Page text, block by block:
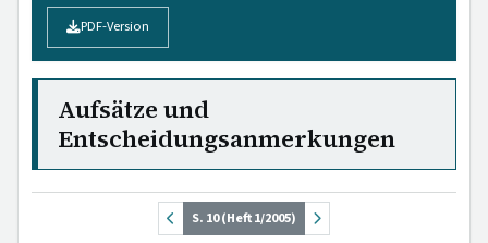
PDF-Version
Aufsätze und
Entscheidungsanmerkungen
S. 10 (Heft 1/2005)